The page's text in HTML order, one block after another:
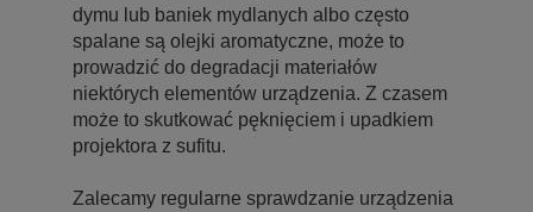
dymu lub baniek mydlanych albo często
spalane są olejki aromatyczne, może to
prowadzić do degradacji materiałów
niektórych elementów urządzenia. Z czasem
może to skutkować pęknięciem i upadkiem
projektora z sufitu.
Zalecamy regularne sprawdzanie urządzenia